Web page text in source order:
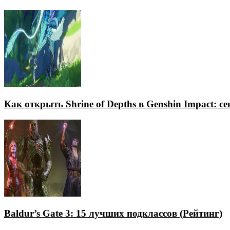
Как открыть Shrine of Depths в Genshin Impact:
Baldur’s Gate 3: 15 лучших подклассов (Рейтинг)